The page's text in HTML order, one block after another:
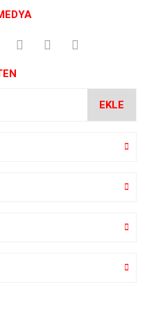
bulunuyor.
EKLE